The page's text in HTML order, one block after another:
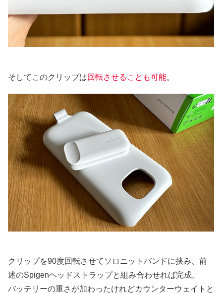
そしてこのクリップは回転させることも可能。
クリップを90度回転させてソロニットバンドに挟み、前
述のSpigenヘッドストラップと組み合わせれば完成。
バッテリーの重さが加わったけれどカウンターウェイトと